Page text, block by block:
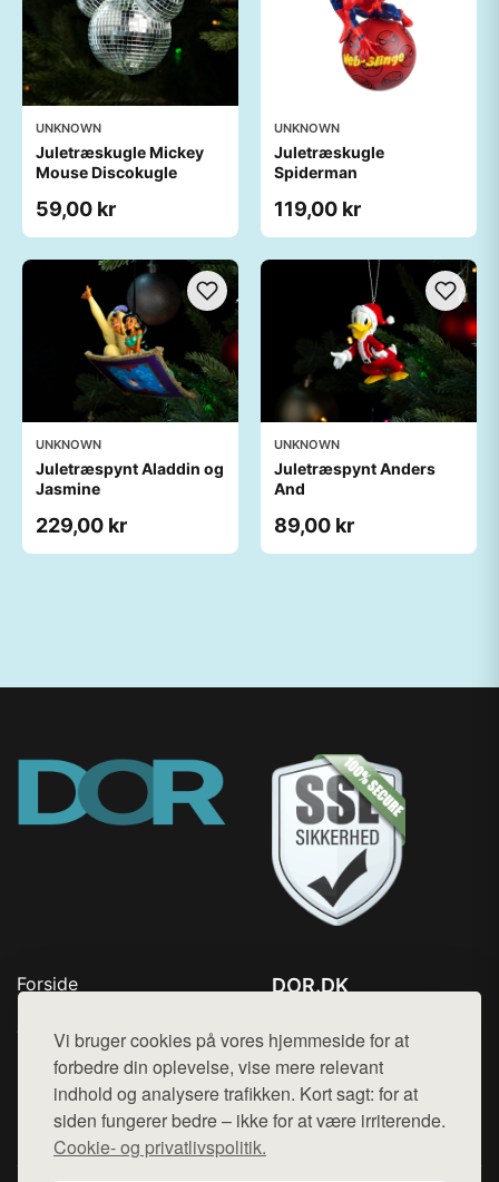
Vi bruger cookies på vores hjemmeside for at
forbedre din oplevelse, vise mere relevant
indhold og analysere trafikken. Kort sagt: for at
siden fungerer bedre – ikke for at være irriterende.
Cookie- og privatlivspolitik.
UNKNOWN
Juletræskugle Mickey
Mouse Discokugle
59,00 kr
UNKNOWN
Juletræskugle
Spiderman
119,00 kr
UNKNOWN
Juletræspynt Aladdin og
Jasmine
229,00 kr
UNKNOWN
Juletræspynt Anders
And
89,00 kr
Forside
Top Rabatter
Kontakt
DOR.DK
Mail: hej@want.dk
Cookie- og privatlivspolitik